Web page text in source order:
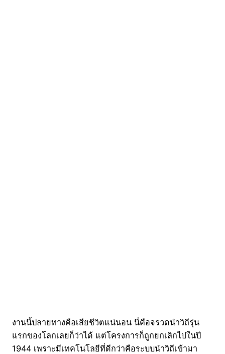
งานนี้ปลายทางคือเสียชีวิตแน่นอน นี่คือจรวดนำวิถีรุ่น
แรกของโลกเลยก็ว่าได้ แต่โครงการก็ถูกยกเลิกไปในปี
1944 เพราะมีเทคโนโลยีที่ดีกว่าคือระบบนำวิถีเข้ามา